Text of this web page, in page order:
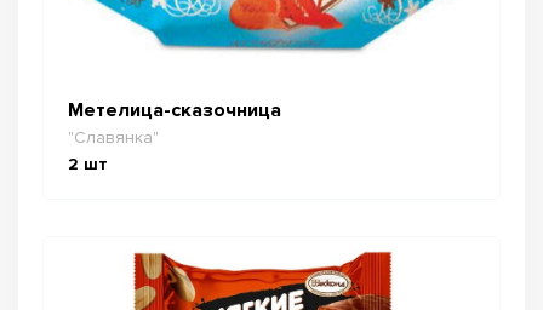
Метелица-сказочница
"Славянка"
2 шт